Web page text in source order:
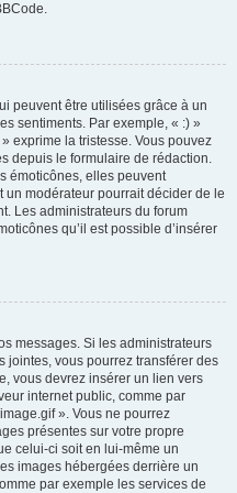
peuvent être utilisées grâce à un
sentiments. Par exemple, « :) »
exprime la tristesse. Vous pouvez
depuis le formulaire de rédaction.
émoticônes, elles peuvent
modérateur pourrait décider de le
Les administrateurs du forum
qu’il est possible d’insérer
messages. Si les administrateurs
jointes, vous pourrez transférer des
vous devrez insérer un lien vers
internet public, comme par
». Vous ne pourrez
présentes sur votre propre
celui-ci soit en lui-même un
images hébergées derrière un
par exemple les services de